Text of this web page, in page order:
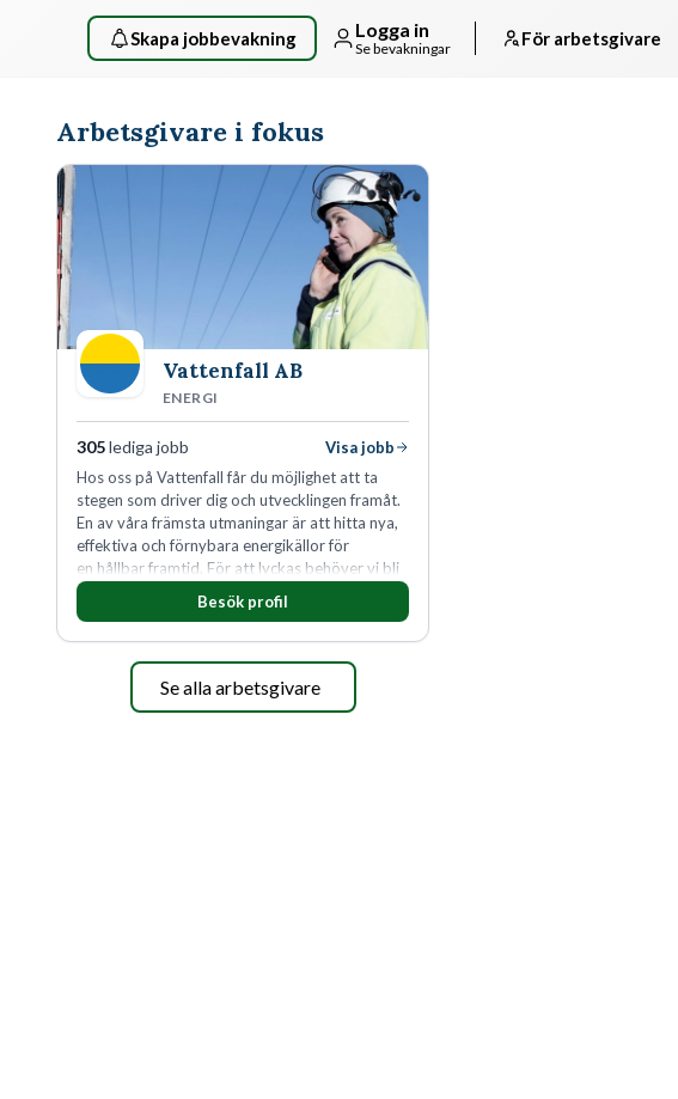
Skapa jobbevakning Logga in
Se bevakningar För arbetsgivare
Arbetsgivare i fokus
Vattenfall AB
ENERGI
305lediga jobb
Visa jobb
Hos oss på Vattenfall får du möjlighet att ta
stegen som driver dig och utvecklingen framåt.
En av våra främsta utmaningar är att hitta nya,
effektiva och förnybara energikällor för
en hållbar framtid. För att lyckas behöver vi bli
fler medarbetare som vill göra skillnad.
Besök profil
Se alla arbetsgivare